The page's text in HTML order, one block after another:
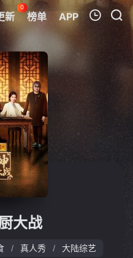
新
0
榜单 APP
影记录
暂无观看影片的记录
大战
/ 真人秀 / 大陆综艺